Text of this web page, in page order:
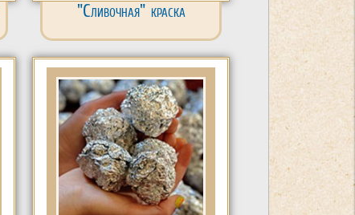
"Сливочная" краска